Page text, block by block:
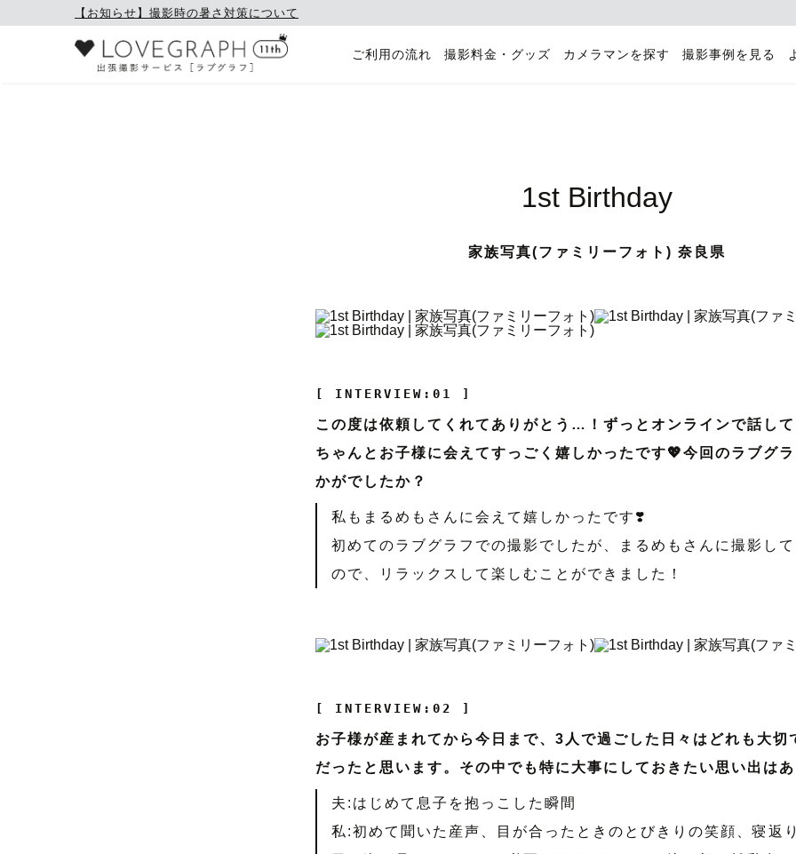
【お知らせ】撮影時の暑さ対策について
ご利用の流れ 撮影料金・グッズ カメラマンを探す 撮影事例を見る
1st Birthday
家族写真(ファミリーフォト) 奈良県
[ INTERVIEW:01 ]
この度は依頼してくれてありがとう…！ずっとオンラインで話し
ちゃんとお子様に会えてすっごく嬉しかったです💖今回のラブグ
かがでしたか？
私もまるめもさんに会えて嬉しかったです❣️
初めてのラブグラフでの撮影でしたが、まるめもさんに撮影し
ので、リラックスして楽しむことができました！
[ INTERVIEW:02 ]
お子様が産まれてから今日まで、3人で過ごした日々はどれも大切
だったと思います。その中でも特に大事にしておきたい思い出はあ
夫:はじめて息子を抱っこした瞬間
私:初めて聞いた産声、目が合ったときのとびきりの笑顔、寝返